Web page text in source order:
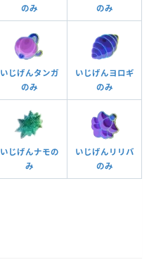
のみ
のみ
いじげんタンガ
のみ
いじげんヨロギ
のみ
いじげんナモの
み
いじげんリリバ
のみ